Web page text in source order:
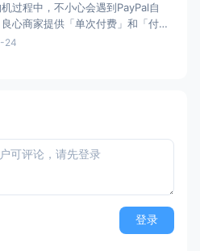
过程中，不小心会遇到PayPal自
心商家提供「单次付费」和「付
类选项。但现在良心商家日渐变
24
登录